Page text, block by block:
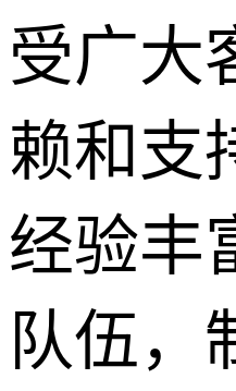
受广大
赖和支
经验丰
队伍，